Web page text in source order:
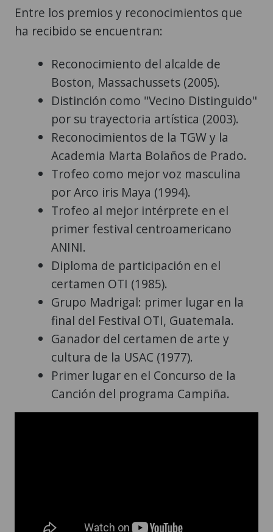
Entre los premios y reconocimientos que
ha recibido se encuentran:
Reconocimiento del alcalde de
Boston, Massachussets (2005).
Distinción como "Vecino Distinguido"
por su trayectoria artística (2003).
Reconocimientos de la TGW y la
Academia Marta Bolaños de Prado.
Trofeo como mejor voz masculina
por Arco iris Maya (1994).
Trofeo al mejor intérprete en el
primer festival centroamericano
ANINI.
Diploma de participación en el
certamen OTI (1985).
Grupo Madrigal: primer lugar en la
final del Festival OTI, Guatemala.
Ganador del certamen de arte y
cultura de la USAC (1977).
Primer lugar en el Concurso de la
Canción del programa Campiña.